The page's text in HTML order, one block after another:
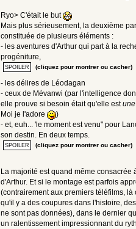
Ryo> C'était le but
Mais plus sérieusement, la deuxième
constituée de plusieurs éléments :
- les aventures d'Arthur qui part à la
progéniture,
(cliquez pour montrer ou cacher)
- les délires de Léodagan
- ceux de Mévanwi (par l'intelligence
elle prouve si besoin était qu'elle est
Moi je l'adore
)
- et, euh... 'le moment est venu" pour
son destin. En deux temps.
(cliquez pour montrer ou cacher)
La majorité est quand même consacrée
d'Arthur. Et si le montage est parfois
(contrairement aux premiers téléfilms, là
qu'il y a des coupures dans l'histoire,
ne sont pas données), dans le dernier
un ralentissement impressionnant du